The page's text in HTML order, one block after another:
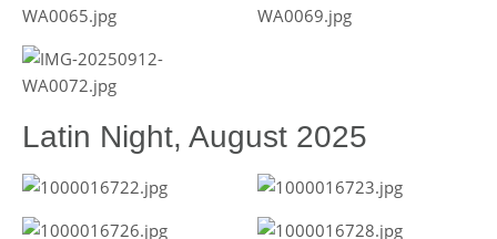
Latin Night, August 2025